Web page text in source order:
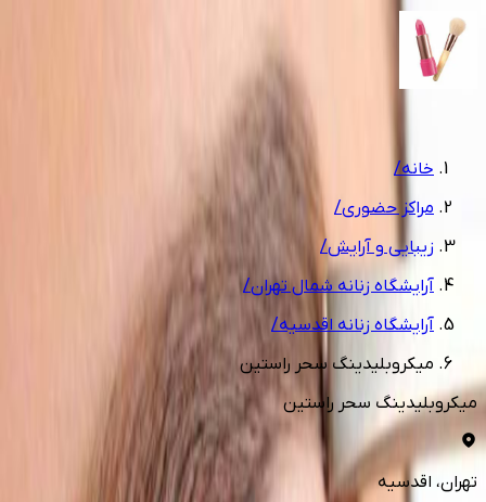
خانه/
مراکز حضوری/
زیبایی و آرایش/
آرایشگاه زنانه شمال تهران/
آرایشگاه زنانه اقدسیه/
میکروبلیدینگ سحر راستین
میکروبلیدینگ سحر راستین
تهران، اقدسیه